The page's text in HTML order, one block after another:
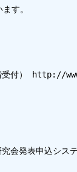
す。
一階受付）
（研究会発